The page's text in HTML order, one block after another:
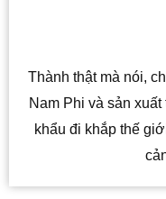
Thành thật mà nói,
Nam Phi và sản
khẩu đi khắp thế